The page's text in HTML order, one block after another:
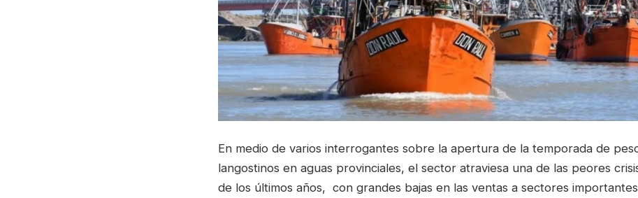
En medio de varios interrogantes sobre la apertura de la temporada de
langostinos en aguas provinciales, el sector atraviesa una de las peores
de los últimos años, con grandes bajas en las ventas a sectores